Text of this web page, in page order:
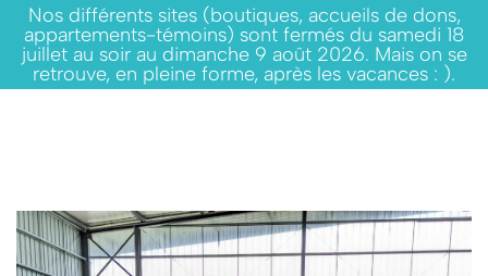
Nos différents sites (boutiques, accueils de dons,
appartements-témoins) sont fermés du samedi 18
juillet au soir au dimanche 9 août 2026. Mais on se
retrouve, en pleine forme, après les vacances : ).